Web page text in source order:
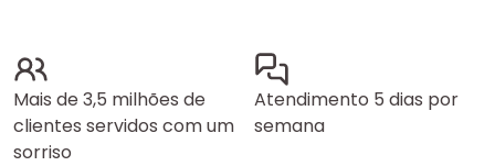
Mais de 3,5 milhões de
clientes servidos com um
sorriso
Atendimento 5 dias por
semana